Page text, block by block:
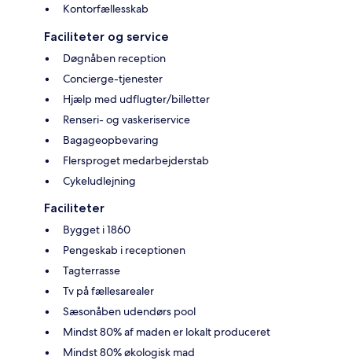
Kontorfællesskab
Faciliteter og service
Døgnåben reception
Concierge-tjenester
Hjælp med udflugter/billetter
Renseri- og vaskeriservice
Bagageopbevaring
Flersproget medarbejderstab
Cykeludlejning
Faciliteter
Bygget i 1860
Pengeskab i receptionen
Tagterrasse
Tv på fællesarealer
Sæsonåben udendørs pool
Mindst 80% af maden er lokalt produceret
Mindst 80% økologisk mad